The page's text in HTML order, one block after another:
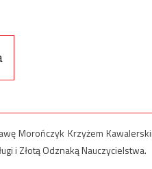
Morończyk Krzyżem
i Złotą Odznaką Nauczycielstwa.